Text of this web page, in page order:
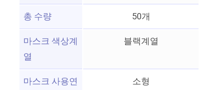
총 수량
50개
마스크 색상계
열
블랙계열
마스크 사용연
소형